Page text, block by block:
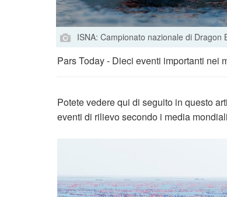
ISNA: Campionato nazionale di Dragon
Pars Today - Dieci eventi importanti nei
Potete vedere qui di seguito in questo
eventi di rilievo secondo i media